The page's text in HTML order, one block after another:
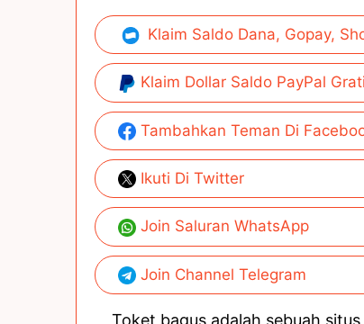
Klaim Saldo Dana, Gopay,
Klaim Dollar Saldo PayPal
Tambahkan Teman Di
Ikuti Di Twitter
Join Saluran WhatsApp
Join Channel Telegram
Toket bagus adalah sebuah